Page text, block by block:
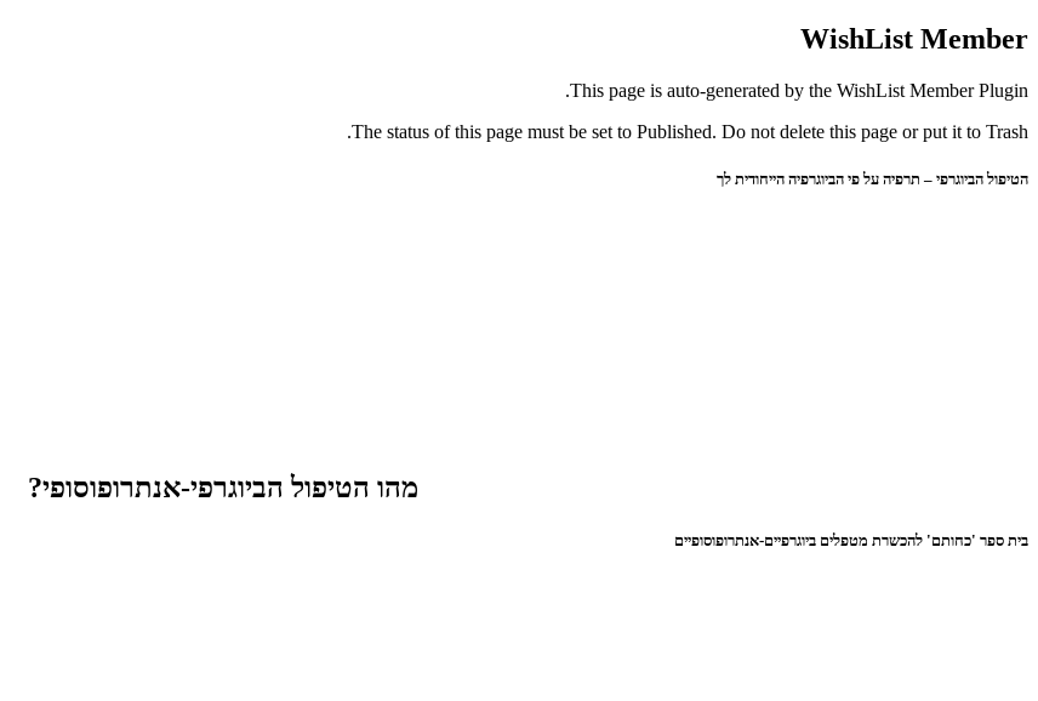
WishList Member
This page is auto-generated by the WishList Member Plugin.
The status of this page must be set to Published. Do not delete this page or put it to Trash.
הטיפול הביוגרפי – תרפיה על פי הביוגרפיה הייחודית לך
מהו הטיפול הביוגרפי-אנתרופוסופי?
בית ספר 'כחותם' להכשרת מטפלים ביוגרפיים-אנתרופוסופיים